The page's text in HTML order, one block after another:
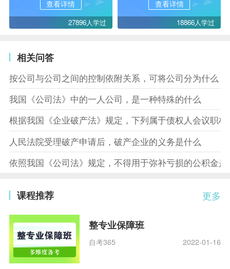
查看详情
27896人学过
查看详情
18866人学过
相关问答
按公司与公司之间的控制依附关系，可将公司分为什么
我国《公司法》中的一人公司，是一种特殊的什么
根据我国《企业破产法》规定，下列属于债权人会议职
人民法院受理破产申请后，破产企业的义务是什么
依照我国《公司法》规定，不得用于弥补亏损的公积金是
更多
课程推荐
整专业保障班
自考365 2022-01-16